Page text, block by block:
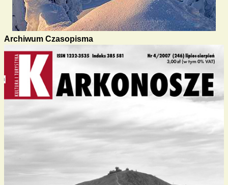
Archiwum Czasopisma